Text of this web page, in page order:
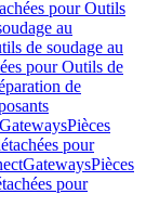
pour Outils
au
de soudage au
pour Outils de
de
GatewaysPièces
pour
GatewaysPièces
pour